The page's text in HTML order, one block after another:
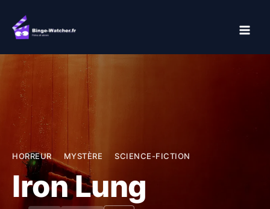
contenu
HORREUR MYSTÈRE SCIENCE-FICTION
Iron Lung